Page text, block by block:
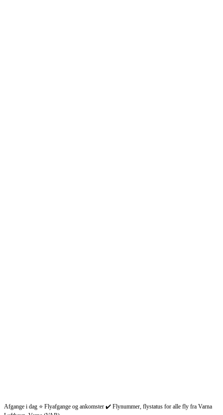
Afgange i dag ⭐ Flyafgange og ankomster ✔️ Flynummer, flystatus for alle fly fra Varna